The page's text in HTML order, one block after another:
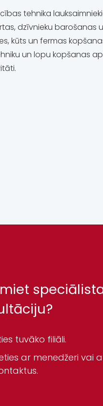
tehnika
dzīvnieku barošanas
kūts un fermas
​​un lopu kopšanas
tuvāko filiāli.
ar menedžeri vai